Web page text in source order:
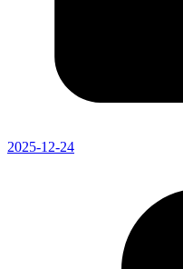
2025-12-24